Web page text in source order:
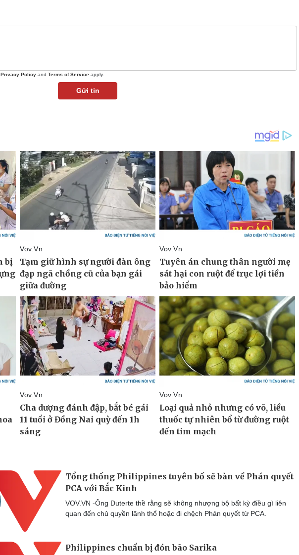
Privacy Policy and Terms of Service apply.
Gửi tin
Tổng thống Philippines tuyên bố sẽ bàn về Phán quyết
PCA với Bắc Kinh
VOV.VN -Ông Duterte thề rằng sẽ không nhượng bộ bất kỳ điều gì liên
quan đến chủ quyền lãnh thổ hoặc đi chệch Phán quyết từ PCA.
Philippines chuẩn bị đón bão Sarika